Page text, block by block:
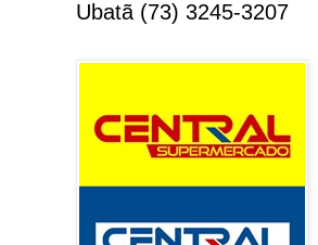
Ubatã (73) 3245-3207